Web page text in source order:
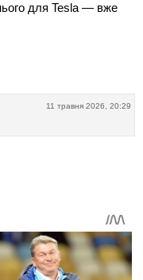
для Tesla — вже
11 травня 2026, 20:29